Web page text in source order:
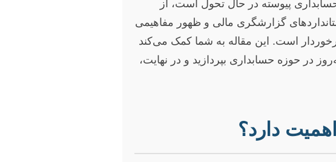
پیوسته در حال تحول است، از
گزارشگری مالی و ظهور مفاهیمی
است. این مقاله به شما کمک می‌کند
در حوزه حسابداری بپردازید و در نهایت،
دارد؟